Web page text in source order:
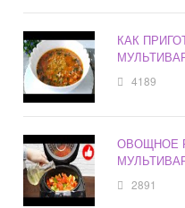
КАК
4189
ОВОЩНОЕ
2891